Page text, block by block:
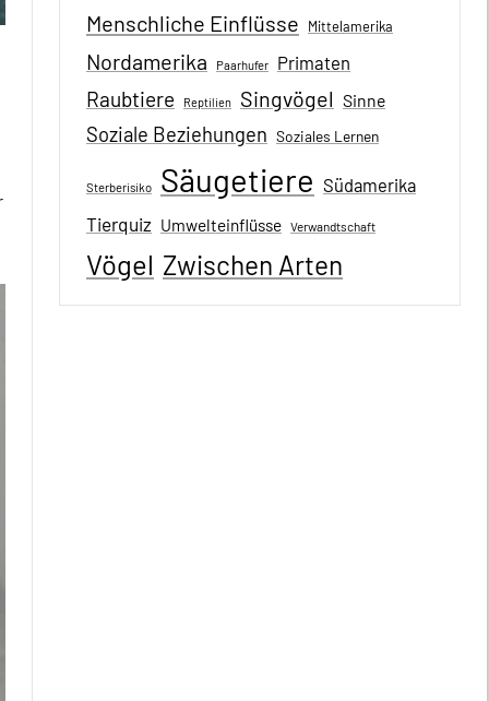
Menschliche Einflüsse Mittelamerika
Nordamerika Paarhufer Primaten
Raubtiere Reptilien Singvögel Sinne
Soziale Beziehungen Soziales Lernen
Sterberisiko Säugetiere Südamerika
Tierquiz Umwelteinflüsse Verwandtschaft
Vögel Zwischen Arten